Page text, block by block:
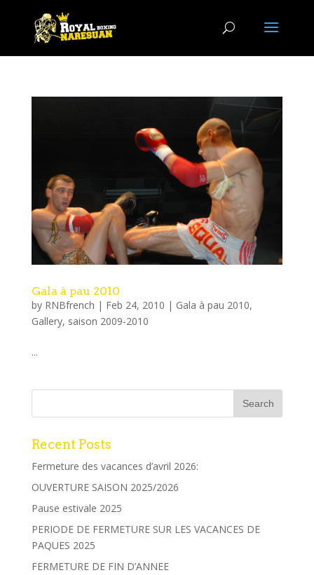
Gala à pau 2010
by RNBfrench | Feb 24, 2010 | Gala à pau 2010,
Gallery, saison 2009-2010
...
Recent Posts
Fermeture des vacances d’avril 2026:
OUVERTURE SAISON 2025/2026
Pause estivale 2025
PERIODE DE FERMETURE SUR LES VACANCES DE
PAQUES 2025
FERMETURE DE FIN D’ANNEE